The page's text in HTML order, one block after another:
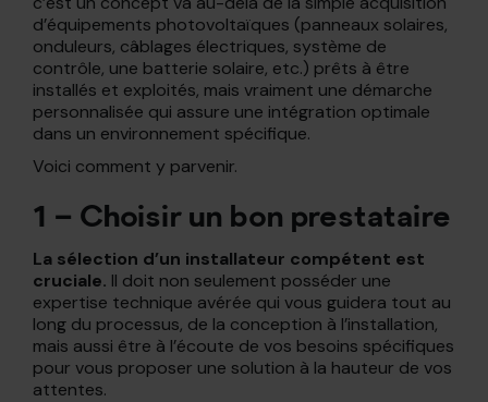
d’équipements photovoltaïques (panneaux solaires,
onduleurs, câblages électriques, système de
contrôle, une batterie solaire, etc.) prêts à être
installés et exploités, mais vraiment une démarche
personnalisée qui assure une intégration optimale
dans un environnement spécifique.
Voici comment y parvenir.
1 – Choisir un bon prestataire
La sélection d’un installateur compétent est
cruciale. Il doit non seulement posséder une
expertise technique avérée qui vous guidera tout au
long du processus, de la conception à l’installation,
mais aussi être à l’écoute de vos besoins spécifiques
pour vous proposer une solution à la hauteur de vos
attentes.